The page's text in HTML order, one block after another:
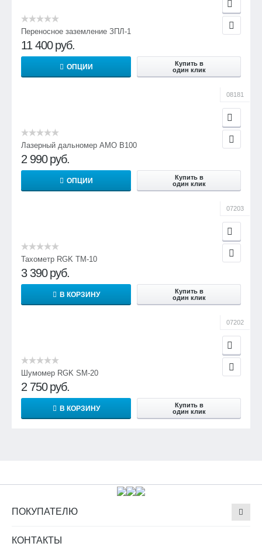
Переносное заземление ЗПЛ-1
11 400 руб.
ОПЦИИ
Купить в
один клик
08181
Лазерный дальномер AMO B100
2 990 руб.
ОПЦИИ
Купить в
один клик
07203
Тахометр RGK TM-10
3 390 руб.
В КОРЗИНУ
Купить в
один клик
07202
Шумомер RGK SM-20
2 750 руб.
В КОРЗИНУ
Купить в
один клик
ПОКУПАТЕЛЮ
КОНТАКТЫ